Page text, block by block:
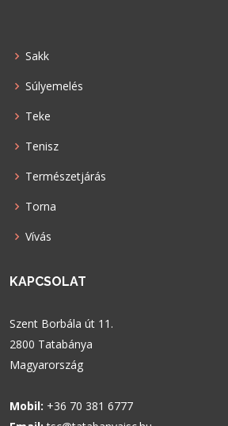
Sakk
Súlyemelés
Teke
Tenisz
Természetjárás
Torna
Vívás
KAPCSOLAT
Szent Borbála út 11.
2800 Tatabánya
Magyarország
Mobil: +36 70 381 6777